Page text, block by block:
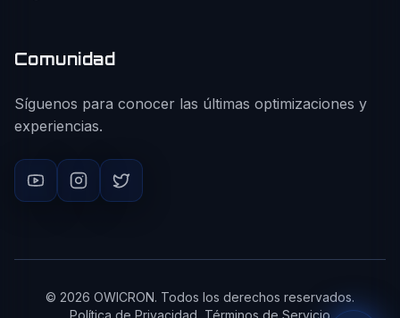
Comunidad
Síguenos para conocer las últimas optimizaciones y
experiencias.
© 2026 OWICRON. Todos los derechos reservados.
Política de Privacidad Términos de Servicio